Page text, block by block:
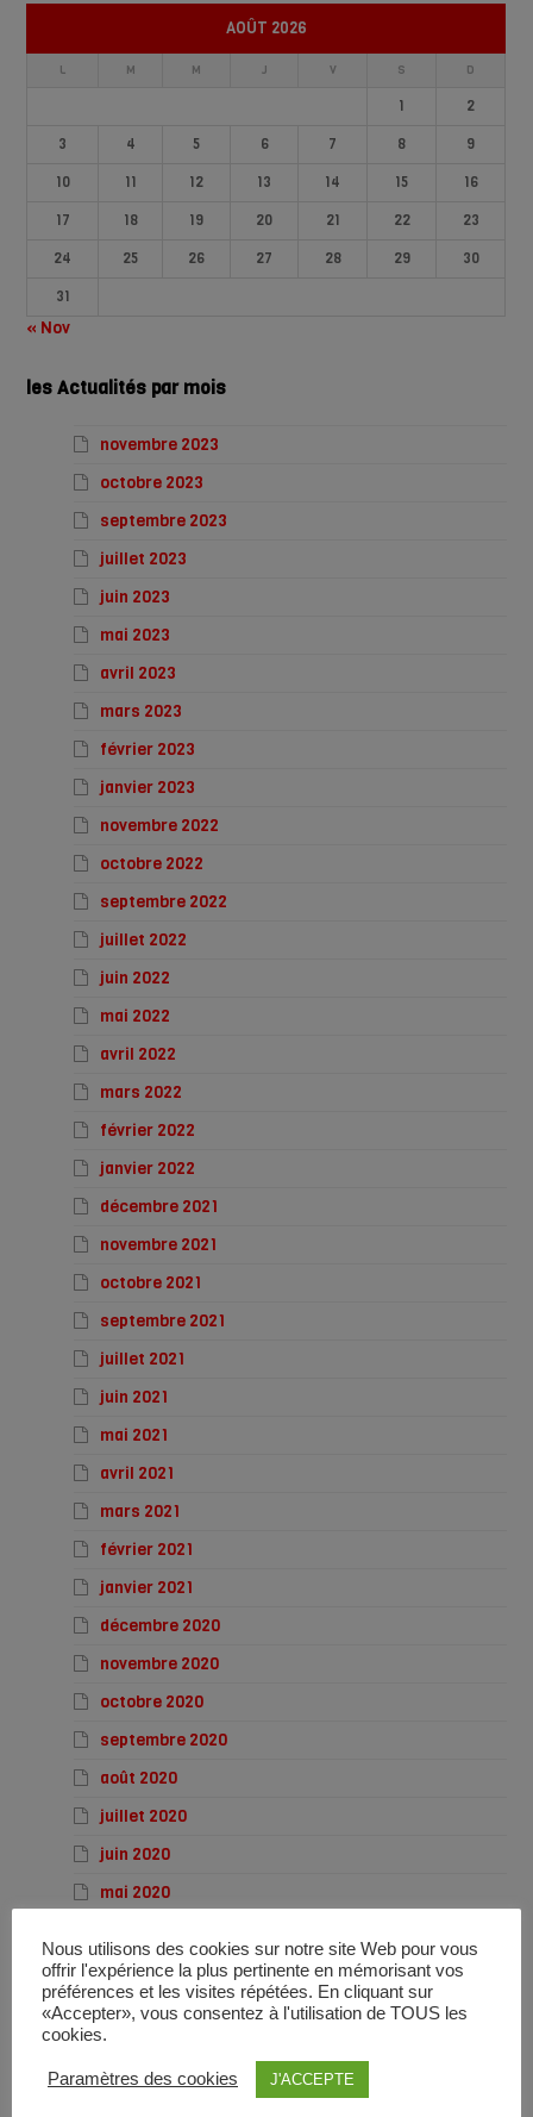
AOÛT 2026
L M M J V S D
1
2
3
4 5 6 7 8
9
10
11 12 13 14 15
16
17
18 19 20 21 22
23
24
25 26 27 28 29
30
31
« Nov
les Actualités par mois
novembre 2023
octobre 2023
septembre 2023
juillet 2023
juin 2023
mai 2023
avril 2023
mars 2023
février 2023
janvier 2023
novembre 2022
octobre 2022
septembre 2022
juillet 2022
juin 2022
mai 2022
avril 2022
mars 2022
février 2022
janvier 2022
décembre 2021
novembre 2021
octobre 2021
septembre 2021
juillet 2021
juin 2021
mai 2021
avril 2021
mars 2021
février 2021
janvier 2021
décembre 2020
novembre 2020
octobre 2020
septembre 2020
août 2020
juillet 2020
juin 2020
mai 2020
mars 2020
février 2020
janvier 2020
décembre 2019
Nous utilisons des cookies sur notre site Web pour vous
offrir l'expérience la plus pertinente en mémorisant vos
préférences et les visites répétées. En cliquant sur
«Accepter», vous consentez à l'utilisation de TOUS les
cookies.
Paramètres des cookies J'ACCEPTE